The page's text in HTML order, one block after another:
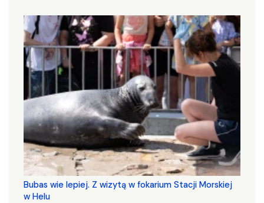
Bubas wie lepiej. Z wizytą w fokarium Stacji Morskiej
w Helu